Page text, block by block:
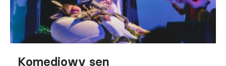
Komediowy sen